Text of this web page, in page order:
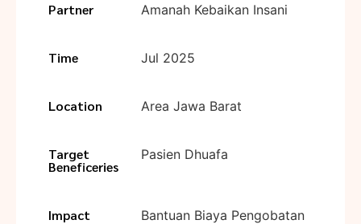
Partner Amanah Kebaikan Insani
Time Jul 2025
Location Area Jawa Barat
Target
Beneficeries
Pasien Dhuafa
Impact
Bantuan Biaya Pengobatan